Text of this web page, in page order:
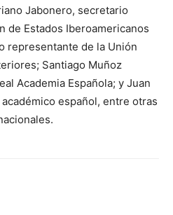
Jabonero, secretario
de Estados Iberoamericanos
representante de la Unión
Santiago Muñoz
Academia Española; y Juan
español, entre otras